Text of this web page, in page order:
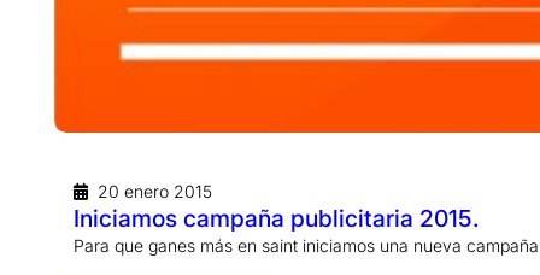
20 enero 2015
Iniciamos campaña publicitaria 2015.
Para que ganes más en saint iniciamos una nueva